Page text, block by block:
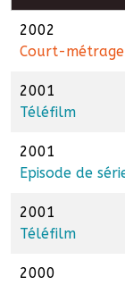
2002
Court-métrage
2001
Téléfilm
2001
Episode de
2001
Téléfilm
2000